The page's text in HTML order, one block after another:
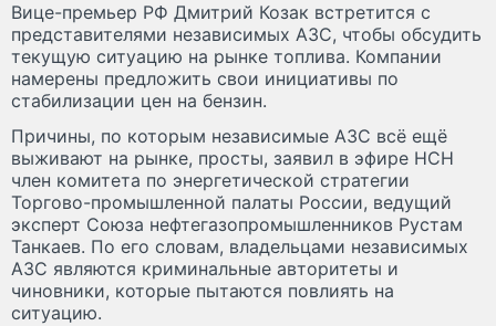
Вице-премьер РФ Дмитрий Козак встретится с
представителями независимых АЗС, чтобы обсудить
текущую ситуацию на рынке топлива. Компании
намерены предложить свои инициативы по
стабилизации цен на бензин.
Причины, по которым независимые АЗС всё ещё
выживают на рынке, просты, заявил в эфире НСН
член комитета по энергетической стратегии
Торгово-промышленной палаты России, ведущий
эксперт Союза нефтегазопромышленников Рустам
Танкаев. По его словам, владельцами независимых
АЗС являются криминальные авторитеты и
чиновники, которые пытаются повлиять на
ситуацию.